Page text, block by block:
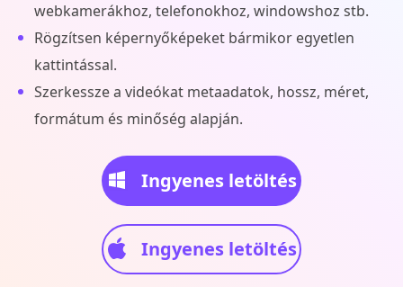
webkamerákhoz, telefonokhoz, windowshoz stb.
Rögzítsen képernyőképeket bármikor egyetlen
kattintással.
Szerkessze a videókat metaadatok, hossz, méret,
formátum és minőség alapján.
Ingyenes letöltés
Ingyenes letöltés